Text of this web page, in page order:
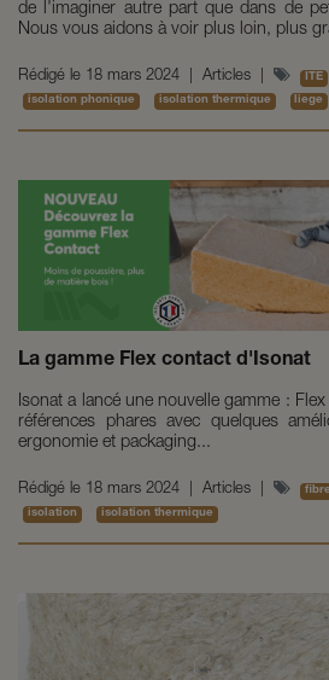
de l'imaginer autre part que dans de
Nous vous aidons à voir plus loin, plus
Rédigé le 18 mars 2024 Articles ITE
isolation phonique
isolation thermique liege
La gamme Flex contact d'Isonat
Isonat a lancé une nouvelle gamme :
références phares avec quelques
ergonomie et packaging...
Rédigé le 18 mars 2024 Articles
isolation
isolation thermique